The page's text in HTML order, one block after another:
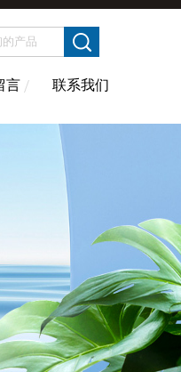
言 联系我们